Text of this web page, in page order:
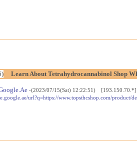
Learn About Tetrahydrocannabinol Shop
-(2023/07/15(Sat) 12:22:51) [193.150.70.*]
url?q=https://www.topsthcshop.com/